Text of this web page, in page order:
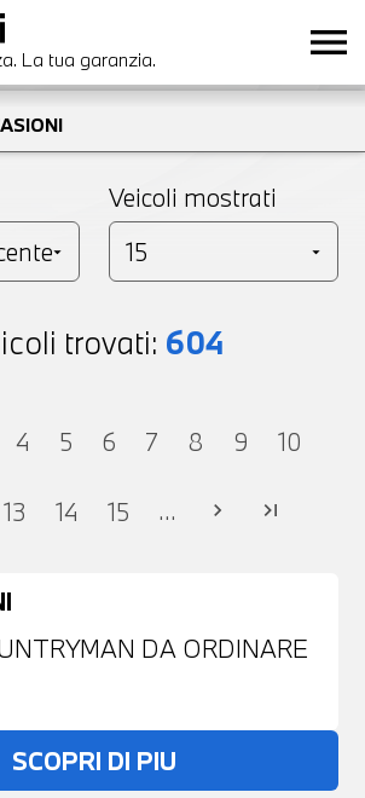
La tua garanzia. menu
Veicoli mostrati
trovati: 604
4 5 6 7 8 9 10
13 14 15 ... chevron_right last_page
DA ORDINARE
SCOPRI DI PIU